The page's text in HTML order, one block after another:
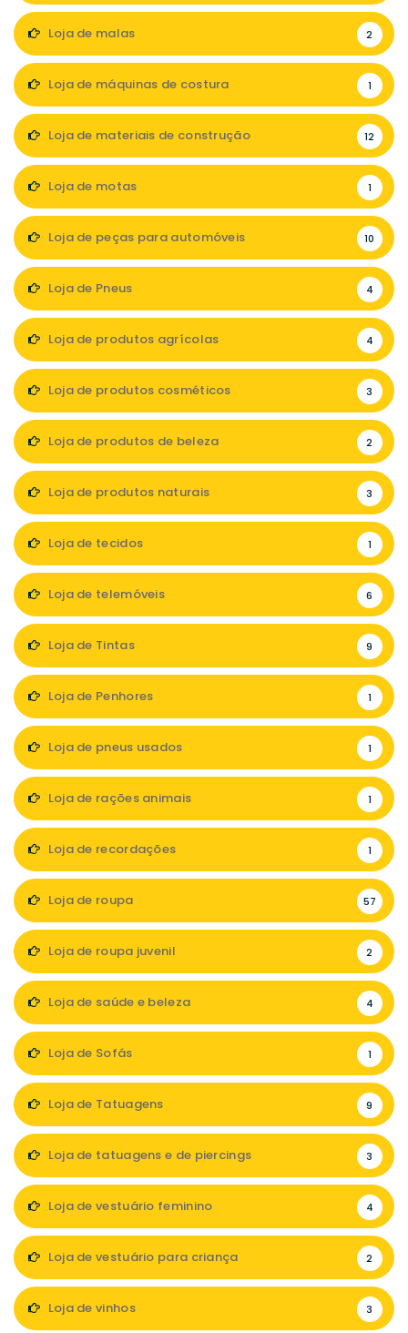
Loja de malas 2
Loja de máquinas de costura 1
Loja de materiais de construção 12
Loja de motas 1
Loja de peças para automóveis 10
Loja de Pneus 4
Loja de produtos agrícolas 4
Loja de produtos cosméticos 3
Loja de produtos de beleza 2
Loja de produtos naturais 3
Loja de tecidos 1
Loja de telemóveis 6
Loja de Tintas 9
Loja de Penhores 1
Loja de pneus usados 1
Loja de rações animais 1
Loja de recordações 1
Loja de roupa 57
Loja de roupa juvenil 2
Loja de saúde e beleza 4
Loja de Sofás 1
Loja de Tatuagens 9
Loja de tatuagens e de piercings 3
Loja de vestuário feminino 4
Loja de vestuário para criança 2
Loja de vinhos 3